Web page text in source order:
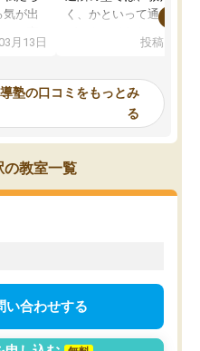
が出
と言
て、思
ぶこ
なと
いのか
もびっ
持って
少しず
なっ
追加
験に
月13日
く、かといって通うには
可能なので本当に助か
らないところをピンポイ
頂いて、とてもわかり
していました。一生を
スト、多少お金がかかっ
思い切って入塾してよか
投稿日：
塾の口コミをもっとみ
る
の教室一覧
い合わせする